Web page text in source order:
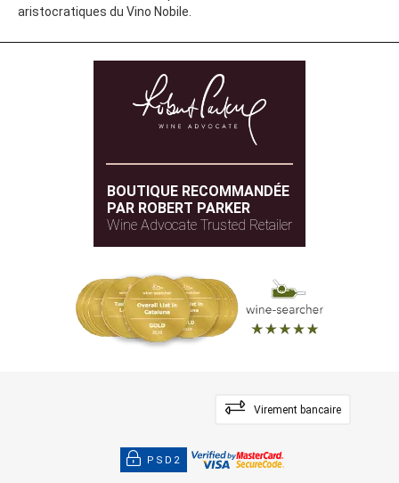
aristocratiques du Vino Nobile.
BOUTIQUE RECOMMANDÉE
PAR ROBERT PARKER
Wine Advocate Trusted Retailer
Virement bancaire
PSD2